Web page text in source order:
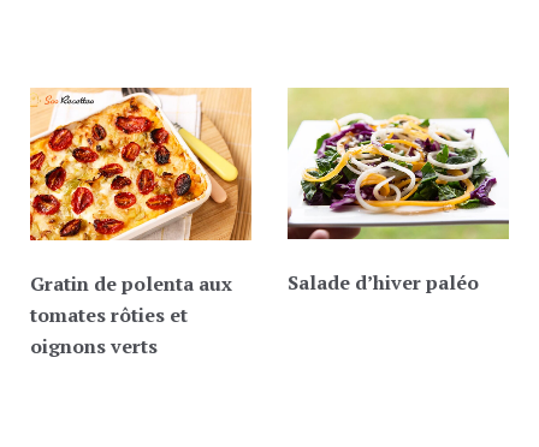
Gratin de polenta aux
tomates rôties et
oignons verts
Salade d’hiver paléo